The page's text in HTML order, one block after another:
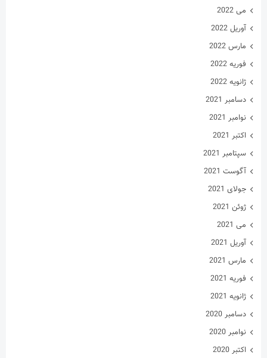
می 2022
آوریل 2022
مارس 2022
فوریه 2022
ژانویه 2022
دسامبر 2021
نوامبر 2021
اکتبر 2021
سپتامبر 2021
آگوست 2021
جولای 2021
ژوئن 2021
می 2021
آوریل 2021
مارس 2021
فوریه 2021
ژانویه 2021
دسامبر 2020
نوامبر 2020
اکتبر 2020